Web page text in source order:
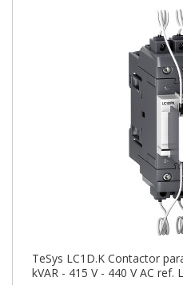
TeSys LC1D.K Contactor
kVAR - 415 V - 440 V AC ref.